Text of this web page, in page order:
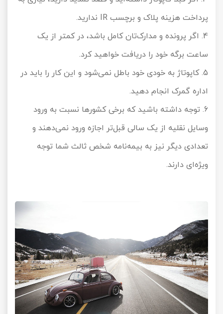
پرداخت هزینه پلاک و برچسب IR ندارید.
4. اگر پرونده و مدارک‌تان کامل باشد، در کمتر از یک
ساعت برگه خود را دریافت خواهید کرد.
5. کاپوتاژ به خودی خود باطل نمی‌شود و این کار را باید در
اداره گمرک انجام دهید.
6. توجه داشته باشید که برخی کشورها نسبت به ورود
وسایل نقلیه از یک سالی قبل‌تر اجازه ورود نمی‌دهند و
تعدادی دیگر نیز به بیمه‌نامه شخص ثالث شما توجه
ویژه‌ای دارند.